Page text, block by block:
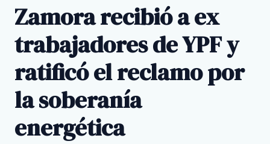
Zamora recibió a ex
trabajadores de YPF y
ratificó el reclamo por
la soberanía
energética